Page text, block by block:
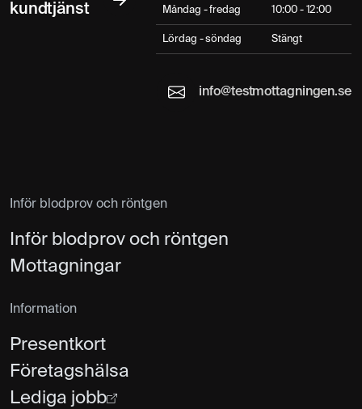
kundtjänst
Måndag - fredag 10:00 - 12:00
Lördag - söndag Stängt
info@testmottagningen.se
Inför blodprov och röntgen
Inför blodprov och röntgen
Mottagningar
Information
Presentkort
Företagshälsa
Lediga jobb